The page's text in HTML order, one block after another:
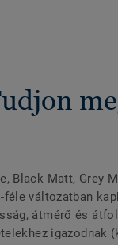
Black Matt, Grey
változatban
átmérő és
igazodnak